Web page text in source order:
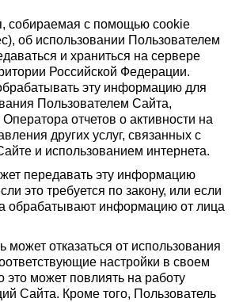
собираемая с помощью cookie
об использовании Пользователем
и храниться на сервере
Российской Федерации.
эту информацию для
Пользователем Сайта,
отчетов о активности на
других услуг, связанных с
и использованием интернета.
передавать эту информацию
это требуется по закону, или если
обрабатывают информацию от лица
может отказаться от использования
настройки в своем
это может повлиять на работу
Сайта. Кроме того, Пользователь